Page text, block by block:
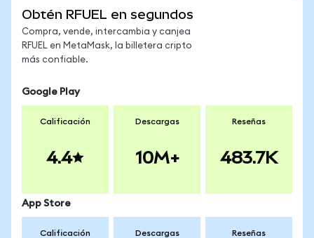
Obtén RFUEL en segundos
Compra, vende, intercambia y canjea
RFUEL en MetaMask, la billetera cripto
más confiable.
Google Play
Calificación
4.4
Descargas
10M+
Reseñas
483.7K
App Store
Calificación Descargas Reseñas